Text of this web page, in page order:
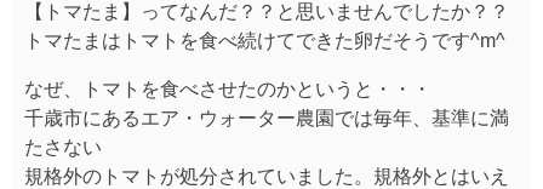
【トマたま】ってなんだ？？と思いませんでしたか？？
トマたまはトマトを食べ続けてできた卵だそうです^m^
なぜ、トマトを食べさせたのかというと・・・
千歳市にあるエア・ウォーター農園では毎年、基準に満
たさない
規格外のトマトが処分されていました。規格外とはいえ